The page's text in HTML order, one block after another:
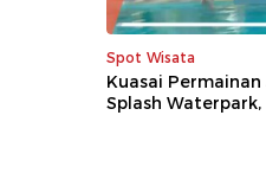
Spot Wisata
Kuasai
Splash Waterpark,